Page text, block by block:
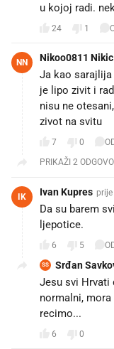
u kojoj radi.
24 1
NN Nikoo0811 Nikic
Ja kao
je lipo zivit i
nisu ne
zivot na svitu
7 0
PRIKAŽI 2
IK Ivan Kupres
Da su barem
ljepotice.
6 5
SS Srđan
Jesu svi Hrvati
normalni,
recimo...
6 0